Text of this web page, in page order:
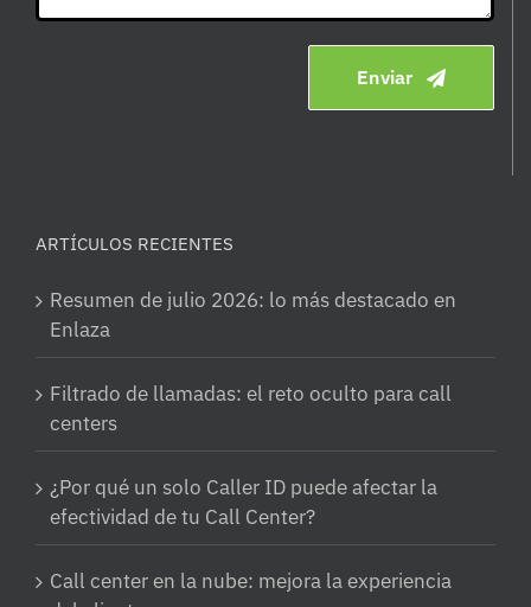
Enviar
ARTÍCULOS RECIENTES
Resumen de julio 2026: lo más destacado en
Enlaza
Filtrado de llamadas: el reto oculto para call
centers
¿Por qué un solo Caller ID puede afectar la
efectividad de tu Call Center?
Call center en la nube: mejora la experiencia